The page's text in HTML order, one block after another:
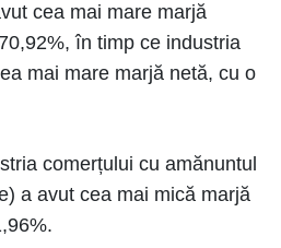
cea mai mare marjă
în timp ce industria
mai mare marjă netă, cu o
comerțului cu amănuntul
a avut cea mai mică marjă